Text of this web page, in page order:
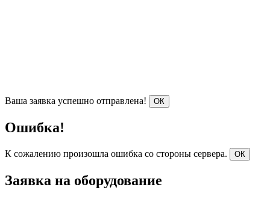
Ваша заявка успешно отправлена! ОК
Ошибка!
К сожалению произошла ошибка со стороны сервера. ОК
Заявка на оборудование